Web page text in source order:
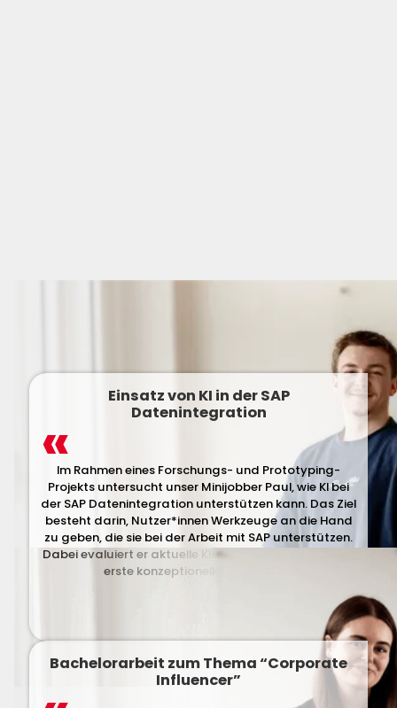
Einsatz von KI in der SAP
Datenintegration
Im Rahmen eines Forschungs- und Prototyping-
Projekts untersucht unser Minijobber Paul, wie KI bei
der SAP Datenintegration unterstützen kann. Das Ziel
besteht darin, Nutzer*innen Werkzeuge an die Hand
zu geben, die sie bei der Arbeit mit SAP unterstützen.
Dabei evaluiert er aktuelle KI-Ansätze und entwickelt
erste konzeptionelle Prototypen.
Bachelorarbeit zum Thema “Corporate
Influencer”